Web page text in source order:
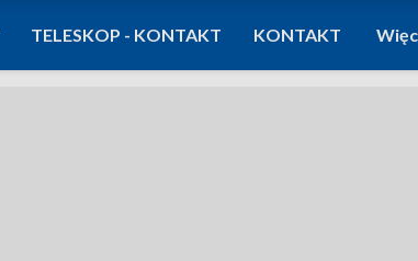
TELESKOP - KONTAKT KONTAKT